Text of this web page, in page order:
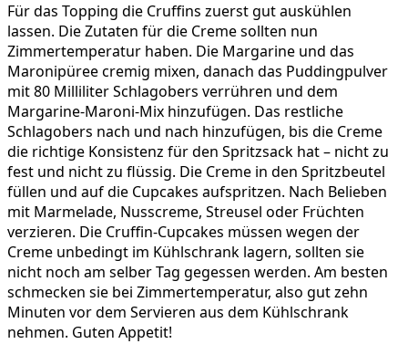
Für das Topping die Cruffins zuerst gut auskühlen
lassen. Die Zutaten für die Creme sollten nun
Zimmertemperatur haben. Die Margarine und das
Maronipüree cremig mixen, danach das Puddingpulver
mit 80 Milliliter Schlagobers verrühren und dem
Margarine-Maroni-Mix hinzufügen. Das restliche
Schlagobers nach und nach hinzufügen, bis die Creme
die richtige Konsistenz für den Spritzsack hat – nicht zu
fest und nicht zu flüssig. Die Creme in den Spritzbeutel
füllen und auf die Cupcakes aufspritzen. Nach Belieben
mit Marmelade, Nusscreme, Streusel oder Früchten
verzieren. Die Cruffin-Cupcakes müssen wegen der
Creme unbedingt im Kühlschrank lagern, sollten sie
nicht noch am selber Tag gegessen werden. Am besten
schmecken sie bei Zimmertemperatur, also gut zehn
Minuten vor dem Servieren aus dem Kühlschrank
nehmen. Guten Appetit!